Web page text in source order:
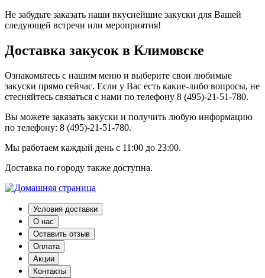
Не забудьте заказать наши вкуснейшие закуски для Вашей
следующей встречи или мероприятия!
Доставка закусок в Климовске
Ознакомьтесь с нашим меню и выберите свои любимые
закуски прямо сейчас. Если у Вас есть какие-либо вопросы, не
стесняйтесь связаться с нами по телефону 8 (495)-21-51-780.
Вы можете заказать закуски и получить любую информацию
по телефону: 8 (495)-21-51-780.
Мы работаем каждый день с 11:00 до 23:00.
Доставка по городу также доступна.
Условия доставки
О нас
Оставить отзыв
Оплата
Акции
Контакты